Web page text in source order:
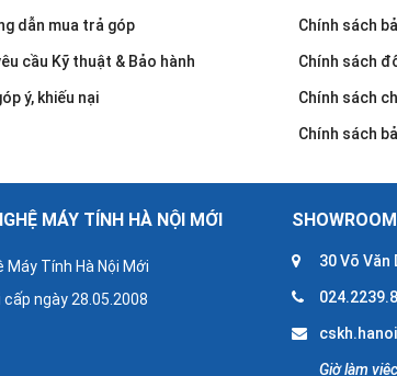
dẫn mua trả góp
cầu Kỹ thuật & Bảo hành
ý, khiếu nại
Chính sách
Chính sách
Chính sách
Chính sách
MÁY TÍNH HÀ NỘI MỚI
Tính Hà Nội Mới
ngày 28.05.2008
30 Võ Văn
Giờ làm